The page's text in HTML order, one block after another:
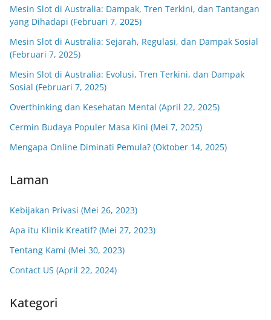
Mesin Slot di Australia: Dampak, Tren Terkini, dan Tantangan
yang Dihadapi (Februari 7, 2025)
Mesin Slot di Australia: Sejarah, Regulasi, dan Dampak Sosial
(Februari 7, 2025)
Mesin Slot di Australia: Evolusi, Tren Terkini, dan Dampak
Sosial (Februari 7, 2025)
Overthinking dan Kesehatan Mental (April 22, 2025)
Cermin Budaya Populer Masa Kini (Mei 7, 2025)
Mengapa Online Diminati Pemula? (Oktober 14, 2025)
Laman
Kebijakan Privasi (Mei 26, 2023)
Apa itu Klinik Kreatif? (Mei 27, 2023)
Tentang Kami (Mei 30, 2023)
Contact US (April 22, 2024)
Kategori